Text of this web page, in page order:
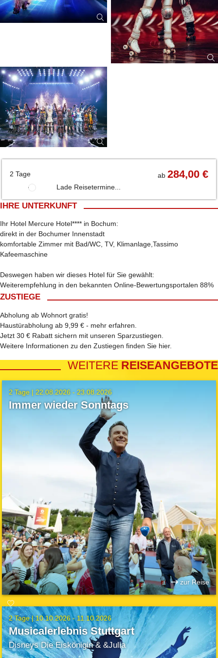
2 Tage ab284,00 €
Lade Reisetermine...
IHRE UNTERKUNFT
Ihr Hotel Mercure Hotel**** in Bochum:
direkt in der Bochumer Innenstadt
komfortable Zimmer mit Bad/WC, TV, Klimanlage,Tassimo
Kafeemaschine
Deswegen haben wir dieses Hotel für Sie gewählt:
Weiterempfehlung in den bekannten Online-Bewertungsportalen 88%
ZUSTIEGE
Abholung ab Wohnort gratis!
Haustürabholung ab 9,99 € - mehr erfahren
Jetzt 30 € Rabatt sichern mit unseren Sparzustiegen
Weitere Informationen zu den Zustiegen finden Sie hier.
WEITERE REISEANGEBOTE
2 Tage | 22.08.2026 - 23.08.2026
Immer wieder Sonntags
zur Reise
2 Tage |10.10.2026 - 11.10.2026
Musicalerlebnis Stuttgart
Disneys Die Eiskönigin & &Julia